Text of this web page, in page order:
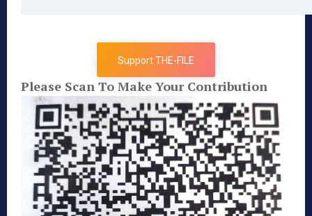
Support THE-FILE
Please Scan To Make Your Contribution